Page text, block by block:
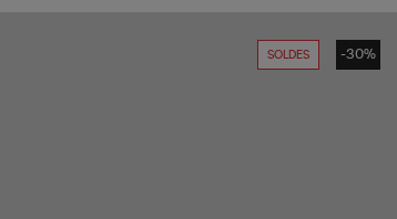
SOLDES -30%